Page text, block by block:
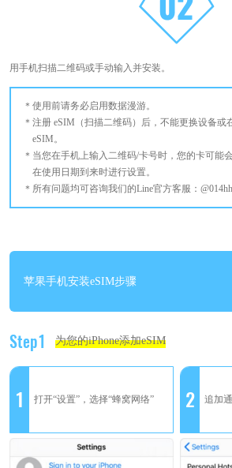
用手机扫描二维码或手动输入并安装。
使用前请务必启用数据漫游。
注册 eSIM（扫描二维码）后，不能更换设备或
eSIM。
当您在手机上输入二维码/卡号时，您的卡可能
在使用日期到来时进行设置。
所有问题均可咨询我们的Line官方客服：
苹果手机安装eSIM步骤
Step1 为您的iPhone添加eSIM
1 打开“设置”，选择“蜂窝网络” 2 追加